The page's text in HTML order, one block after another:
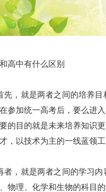
高中有什么区别
，就是两者之间的培养目
参加统一高考后，要么进
的目的就是未来培养知识
，以技术为主的一线蓝领工
，就是两者之间的学习内
物理、化学和生物的科目